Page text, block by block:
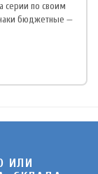
серии по своим
бюджетные —
ИЛИ